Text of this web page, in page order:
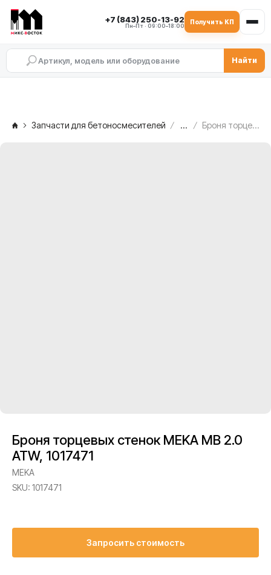
+7 (843) 250-13-92
Пн–Пт · 09:00–18:00
Получить КП
Найти
Запчасти для бетоносмесителей ... Броня торцевых стенок MEKA MB 2.0 ATW, 1017471
Броня торцевых стенок MEKA MB 2.0
ATW, 1017471
MEKA
SKU: 1017471
Запросить стоимость